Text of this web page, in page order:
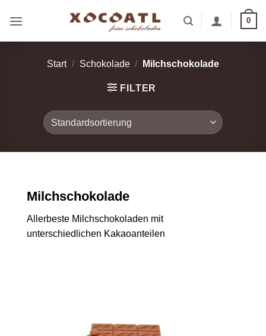
Inhalt
0
Start / Schokolade / Milchschokolade
FILTER
Milchschokolade
Allerbeste Milchschokoladen mit
unterschiedlichen Kakaoanteilen